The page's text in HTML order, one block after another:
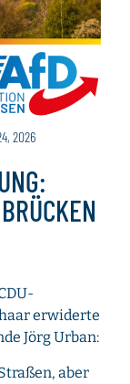
2026
erwiderte
Jörg Urban:
aber